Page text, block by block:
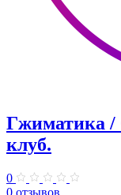
Гжиматика /
клуб.
0
0 отзывов